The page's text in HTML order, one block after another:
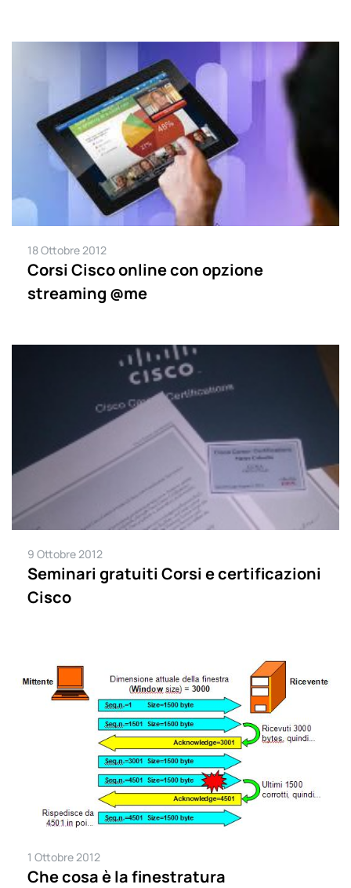
18 Ottobre 2012
Corsi Cisco online con opzione
streaming @me
9 Ottobre 2012
Seminari gratuiti Corsi e certificazioni
Cisco
1 Ottobre 2012
Che cosa è la finestratura